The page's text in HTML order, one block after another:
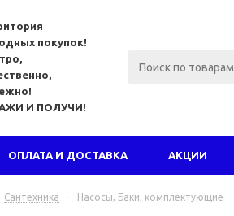
покупок!
И ПОЛУЧИ!
ОПЛАТА И ДОСТАВКА АКЦИИ
Сантехника - Насосы, Баки, комплектующие